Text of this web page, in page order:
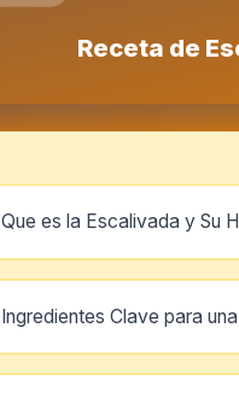
Receta de
Que es la Escalivada y Su
Ingredientes Clave para